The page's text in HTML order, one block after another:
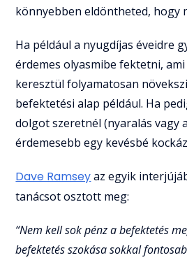
könnyebben eldöntheted, hogy
Ha például a nyugdíjas éveidre
érdemes olyasmibe fektetni,
keresztül folyamatosan
befektetési alap például. Ha
dolgot szeretnél (nyaralás vagy
érdemesebb egy kevésbé
Dave Ramseyaz egyik
tanácsot osztott meg:
“Nem kell sok pénz a befektetés
befektetés szokása sokkal